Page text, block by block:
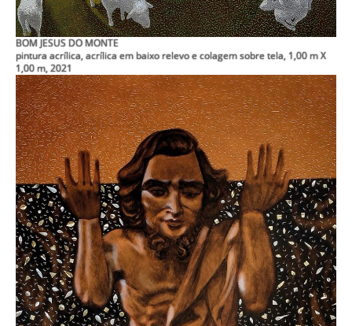
BOM JESUS DO MONTE
pintura acrílica, acrílica em baixo relevo e colagem sobre tela, 1,00 m X
1,00 m, 2021